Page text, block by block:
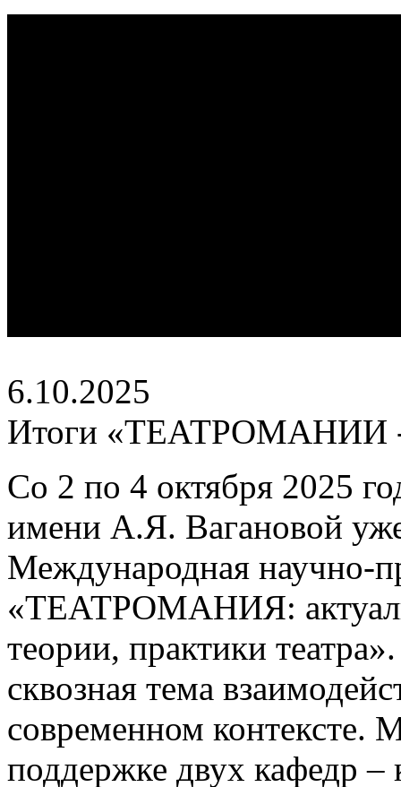
6.10.2025
Итоги «ТЕАТРОМАНИИ
Со 2 по 4 октября 2025
имени А.Я. Вагановой
Международная научно-
«ТЕАТРОМАНИЯ:
теории, практики
сквозная тема
современном контексте.
поддержке двух кафедр